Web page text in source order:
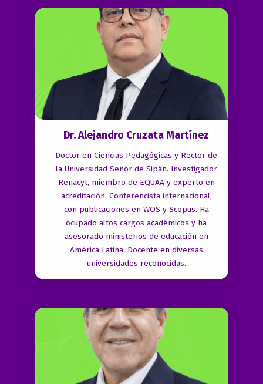
Dr. Alejandro Cruzata Martínez
Doctor en Ciencias Pedagógicas y Rector de
la Universidad Señor de Sipán. Investigador
Renacyt, miembro de EQUAA y experto en
acreditación. Conferencista internacional,
con publicaciones en WOS y Scopus. Ha
ocupado altos cargos académicos y ha
asesorado ministerios de educación en
América Latina. Docente en diversas
universidades reconocidas.